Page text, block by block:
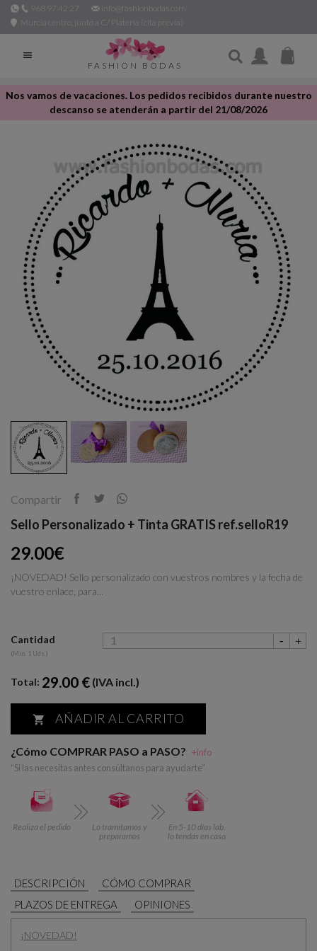
968 97 42 27
info@fashionbodas.com
Murcia centro, junto a C/ Platería (cita previa)

FASHION BODAS
Nos vamos de vacaciones. Los pedidos recibidos durante nuestro
descanso se atenderán a partir del 21/08/2026
Compartir
Sello Personalizado + Tinta GRATIS ref.selloR19
29.00€
¡NOVEDAD! Sello personalizado con vuestros nombres y la fecha de
vuestro enlace, para...
Cantidad
(Min. 1 Uds.)
Total: 29.00 € (IVA incl.)
 AÑADIR AL CARRITO
¿Cómo COMPRAR PASO a PASO? +info
“Si las necesitas antes consúltanos para ayudarte”
Realiza el pedido
Lo tramitamos y
preparamos
En 5-10 días lab.
lo tendás en casa
DESCRIPCIÓN
CÓMO COMPRAR
PLAZOS DE ENTREGA
OPINIONES
¡NOVEDAD!